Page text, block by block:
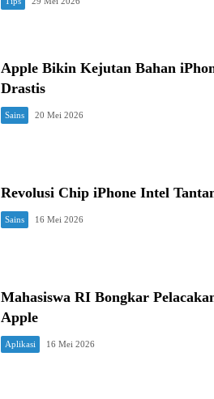
Apple Bikin Kejutan Bahan
Drastis
Sains 20 Mei 2026
Revolusi Chip iPhone Intel
Sains 16 Mei 2026
Mahasiswa RI Bongkar
Apple
Aplikasi 16 Mei 2026